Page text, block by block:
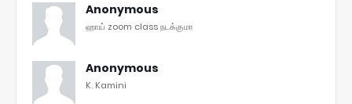
Anonymous
ஹாய் zoom class நடக்குமா
Anonymous
K. Kamini